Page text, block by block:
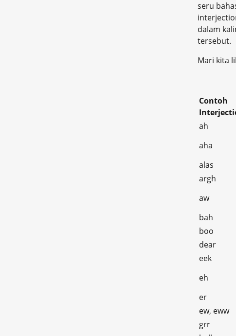
seru
dalam
tersebut.
Mari kita
Contoh
ah
aha
alas
argh
aw
bah
boo
dear
eek
eh
er
ew, eww
grr